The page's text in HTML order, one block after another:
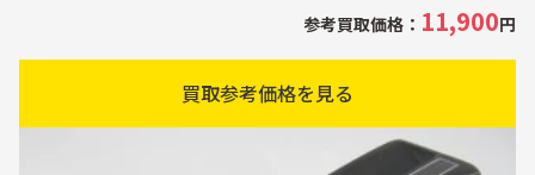
参考買取価格： 11,900円
買取参考価格を見る